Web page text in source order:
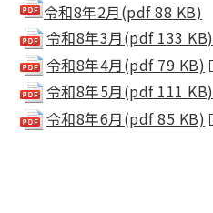
令和8年2月(pdf 88 KB)
令和8年3月(pdf 133 KB)
令和8年4月(pdf 79 KB)
令和8年5月(pdf 111 KB)
令和8年6月(pdf 85 KB)